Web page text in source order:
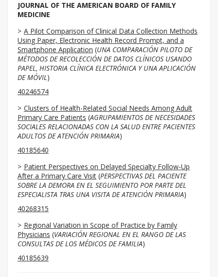
JOURNAL OF THE AMERICAN BOARD OF FAMILY
MEDICINE
A Pilot Comparison of Clinical Data Collection Methods
Using Paper, Electronic Health Record Prompt, and a
Smartphone Application (UNA COMPARACIÓN PILOTO DE
MÉTODOS DE RECOLECCIÓN DE DATOS CLÍNICOS USANDO
PAPEL, HISTORIA CLÍNICA ELECTRÓNICA Y UNA APLICACIÓN
DE MÓVIL)
40246574
Clusters of Health-Related Social Needs Among Adult
Primary Care Patients (AGRUPAMIENTOS DE NECESIDADES
SOCIALES RELACIONADAS CON LA SALUD ENTRE PACIENTES
ADULTOS DE ATENCIÓN PRIMARIA)
40185640
Patient Perspectives on Delayed Specialty Follow-Up
After a Primary Care Visit (PERSPECTIVAS DEL PACIENTE
SOBRE LA DEMORA EN EL SEGUIMIENTO POR PARTE DEL
ESPECIALISTA TRAS UNA VISITA DE ATENCIÓN PRIMARIA)
40268315
Regional Variation in Scope of Practice by Family
Physicians (VARIACIÓN REGIONAL EN EL RANGO DE LAS
CONSULTAS DE LOS MÉDICOS DE FAMILIA)
40185639